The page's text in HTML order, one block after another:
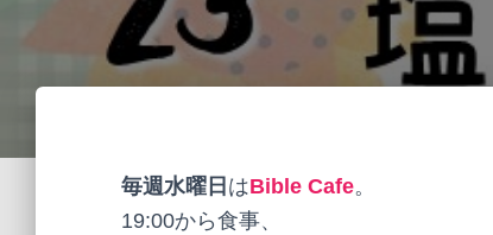
毎週水曜日 はBible Cafe。
19:00から食事、